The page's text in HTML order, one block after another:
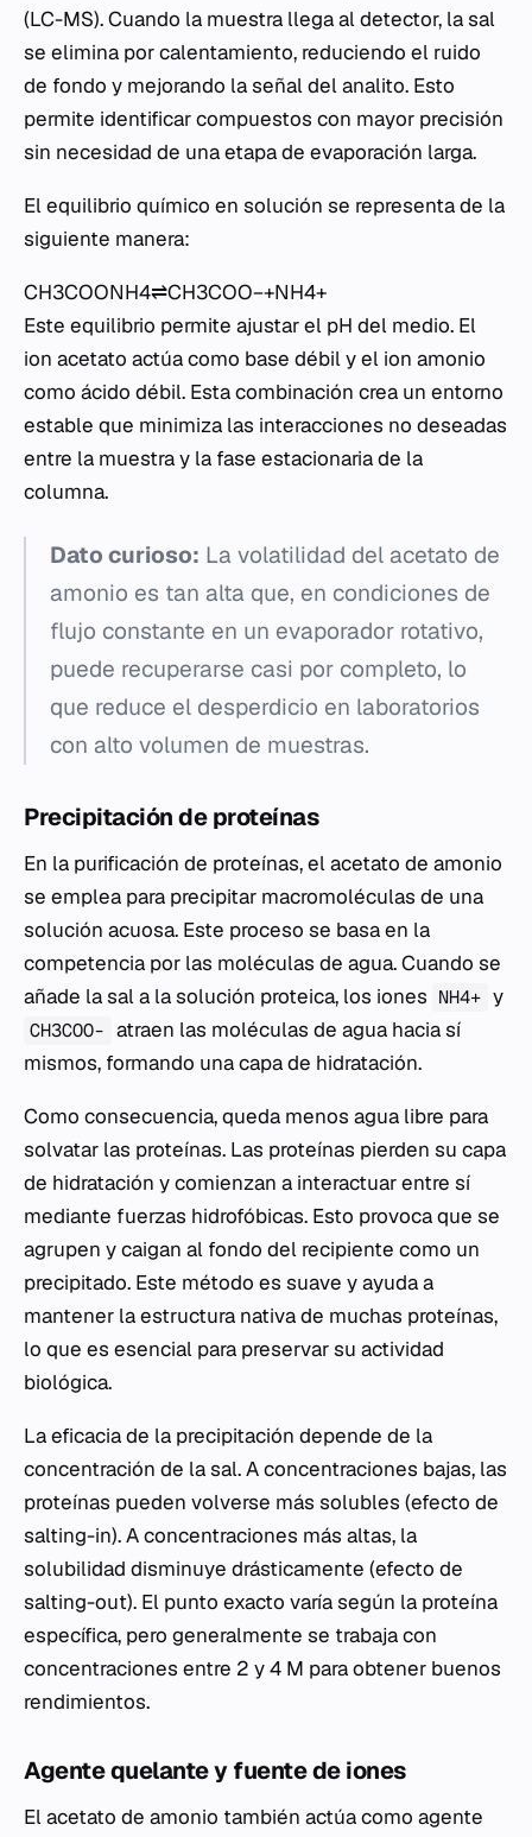
(LC-MS). Cuando la muestra llega al detector, la sal
se elimina por calentamiento, reduciendo el ruido
de fondo y mejorando la señal del analito. Esto
permite identificar compuestos con mayor precisión
sin necesidad de una etapa de evaporación larga.
El equilibrio químico en solución se representa de la
siguiente manera:
CH3​COONH4​⇌CH3​COO−+NH4+​
Este equilibrio permite ajustar el pH del medio. El
ion acetato actúa como base débil y el ion amonio
como ácido débil. Esta combinación crea un entorno
estable que minimiza las interacciones no deseadas
entre la muestra y la fase estacionaria de la
columna.
Dato curioso: La volatilidad del acetato de
amonio es tan alta que, en condiciones de
flujo constante en un evaporador rotativo,
puede recuperarse casi por completo, lo
que reduce el desperdicio en laboratorios
con alto volumen de muestras.
Precipitación de proteínas
En la purificación de proteínas, el acetato de amonio
se emplea para precipitar macromoléculas de una
solución acuosa. Este proceso se basa en la
competencia por las moléculas de agua. Cuando se
añade la sal a la solución proteica, los iones NH4+ y
CH3COO- atraen las moléculas de agua hacia sí
mismos, formando una capa de hidratación.
Como consecuencia, queda menos agua libre para
solvatar las proteínas. Las proteínas pierden su capa
de hidratación y comienzan a interactuar entre sí
mediante fuerzas hidrofóbicas. Esto provoca que se
agrupen y caigan al fondo del recipiente como un
precipitado. Este método es suave y ayuda a
mantener la estructura nativa de muchas proteínas,
lo que es esencial para preservar su actividad
biológica.
La eficacia de la precipitación depende de la
concentración de la sal. A concentraciones bajas, las
proteínas pueden volverse más solubles (efecto de
salting-in). A concentraciones más altas, la
solubilidad disminuye drásticamente (efecto de
salting-out). El punto exacto varía según la proteína
específica, pero generalmente se trabaja con
concentraciones entre 2 y 4 M para obtener buenos
rendimientos.
Agente quelante y fuente de iones
El acetato de amonio también actúa como agente